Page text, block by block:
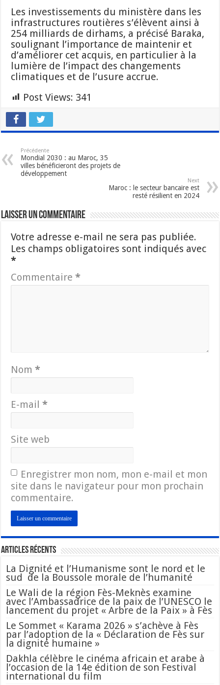
Les investissements du ministère dans les
infrastructures routières s’élèvent ainsi à
254 milliards de dirhams, a précisé Baraka,
soulignant l’importance de maintenir et
d’améliorer cet acquis, en particulier à la
lumière de l’impact des changements
climatiques et de l’usure accrue.
Post Views: 341
Précédente
Mondial 2030 : au Maroc, 35
villes bénéficieront des projets de
développement
Next
Maroc : le secteur bancaire est
resté résilient en 2024
Laisser un commentaire
Votre adresse e-mail ne sera pas publiée.
Les champs obligatoires sont indiqués avec
*
Commentaire*
Nom*
E-mail*
Site web
Enregistrer mon nom, mon e-mail et mon
site dans le navigateur pour mon prochain
commentaire.
Articles Récents
La Dignité et l’Humanisme sont le nord et le
sud de la Boussole morale de l’humanité
Le Wali de la région Fès-Meknès examine
avec l’Ambassadrice de la paix de l’UNESCO le
lancement du projet « Arbre de la Paix » à Fès
Le Sommet « Karama 2026 » s’achève à Fès
par l’adoption de la « Déclaration de Fès sur
la dignité humaine »
Dakhla célèbre le cinéma africain et arabe à
l’occasion de la 14e édition de son Festival
international du film